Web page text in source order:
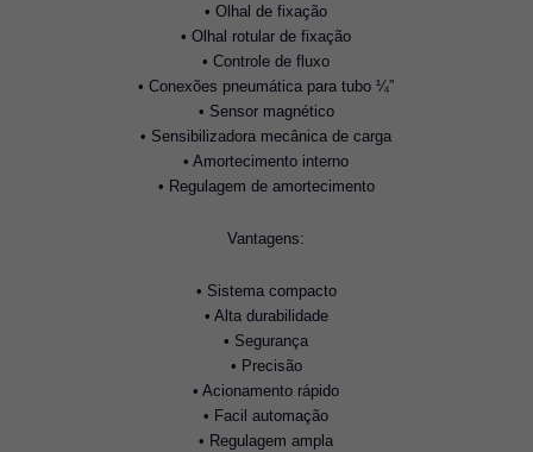
• Olhal de fixação
• Olhal rotular de fixação
• Controle de fluxo
• Conexões pneumática para tubo ¼”
• Sensor magnético
• Sensibilizadora mecânica de carga
• Amortecimento interno
• Regulagem de amortecimento
Vantagens:
• Sistema compacto
• Alta durabilidade
• Segurança
• Precisão
• Acionamento rápido
• Facil automação
• Regulagem ampla